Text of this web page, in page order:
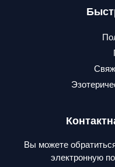
Вы можете
электронную